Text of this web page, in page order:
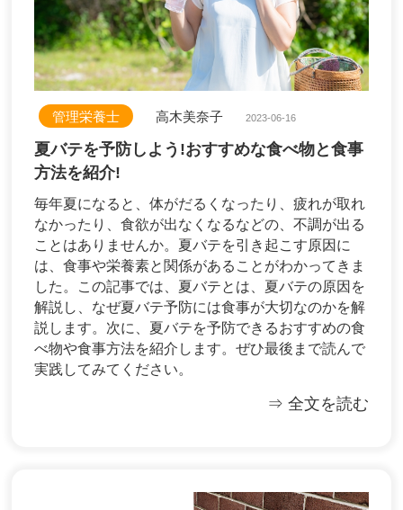
管理栄養士 高木美奈子 2023-06-16
夏バテを予防しよう!おすすめな食べ物と食事
方法を紹介!
毎年夏になると、体がだるくなったり、疲れが取れ
なかったり、食欲が出なくなるなどの、不調が出る
ことはありませんか。夏バテを引き起こす原因に
は、食事や栄養素と関係があることがわかってきま
した。この記事では、夏バテとは、夏バテの原因を
解説し、なぜ夏バテ予防には食事が大切なのかを解
説します。次に、夏バテを予防できるおすすめの食
べ物や食事方法を紹介します。ぜひ最後まで読んで
実践してみてください。
⇒ 全文を読む